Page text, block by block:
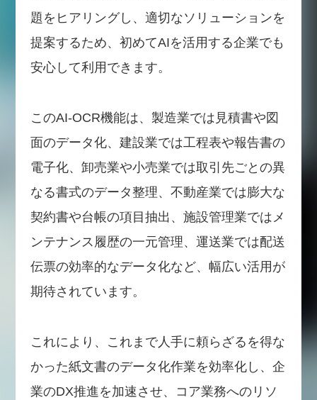
題をヒアリングし、適切なソリューションを
提案するため、初めてAIを活用する企業でも
安心して利用できます。
このAI-OCR機能は、製造業では見積書や図
面のデータ化、建設業では工程表や報告書の
電子化、卸売業や小売業では取引先ごとの異
なる書式のデータ整理、不動産業では膨大な
契約書や台帳の項目抽出、施設管理業ではメ
ンテナンス履歴の一元管理、運送業では配送
伝票の効率的なデータ化など、幅広い活用が
期待されています。
これにより、これまで人手に頼らざるを得な
かった紙文書のデータ化作業を効率化し、企
業のDX推進を加速させ、コア業務へのリソ